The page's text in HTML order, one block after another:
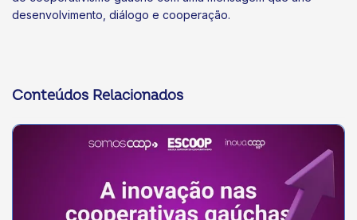
desenvolvimento, diálogo e cooperação.
Conteúdos Relacionados